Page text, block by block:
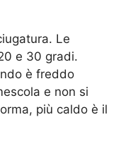
Le
e 30 gradi.
è freddo
e non si
più caldo è il